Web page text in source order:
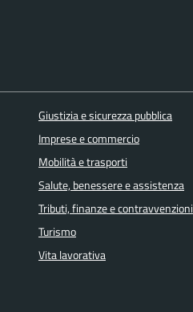
Giustizia e sicurezza pubblica
Imprese e commercio
Mobilità e trasporti
Salute, benessere e assistenza
Tributi, finanze e contravvenzioni
Turismo
Vita lavorativa